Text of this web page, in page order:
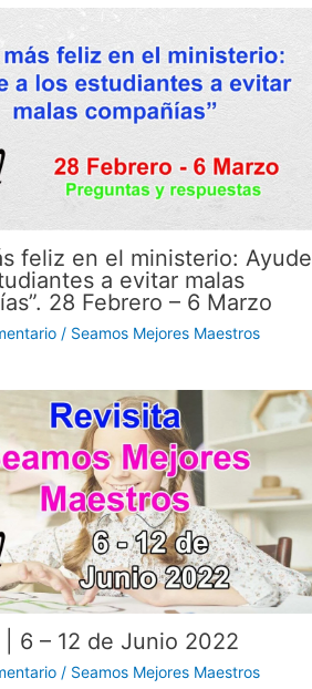
feliz en el ministerio: Ayude
a evitar malas
28 Febrero – 6 Marzo
/ Seamos Mejores Maestros
| 6 – 12 de Junio 2022
/ Seamos Mejores Maestros